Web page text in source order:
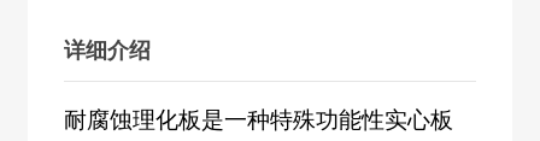
详细介绍
耐腐蚀理化板是一种特殊功能性实心板